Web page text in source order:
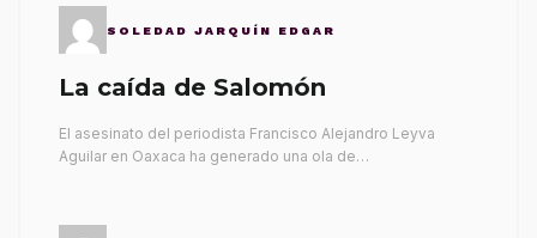
SOLEDAD JARQUÍN EDGAR
La caída de Salomón
El asesinato del periodista Francisco Alejandro Leyva
Aguilar en Oaxaca ha generado una ola de…